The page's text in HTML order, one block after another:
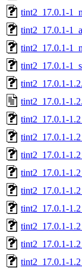
tint2_17.0.1-
tint2_17.0.1-
tint2_17.0.1-
tint2_17.0.1-
tint2_17.0.1-
tint2_17.0.1-
tint2_17.0.1-
tint2_17.0.1-
tint2_17.0.1-
tint2_17.0.1-
tint2_17.0.1-
tint2_17.0.1-
tint2_17.0.1-
tint2_17.0.1-
tint2_17.0.1-